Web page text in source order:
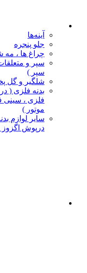
آینه‌ها
جلو پنجره
چراغ‌ ها ، مه‌
سپر و
سپر )
شلگیر و گل‌
بدنه فلزی (
فلزی ، سینی
موتور )
سایر لوازم
درپوش اگزوز